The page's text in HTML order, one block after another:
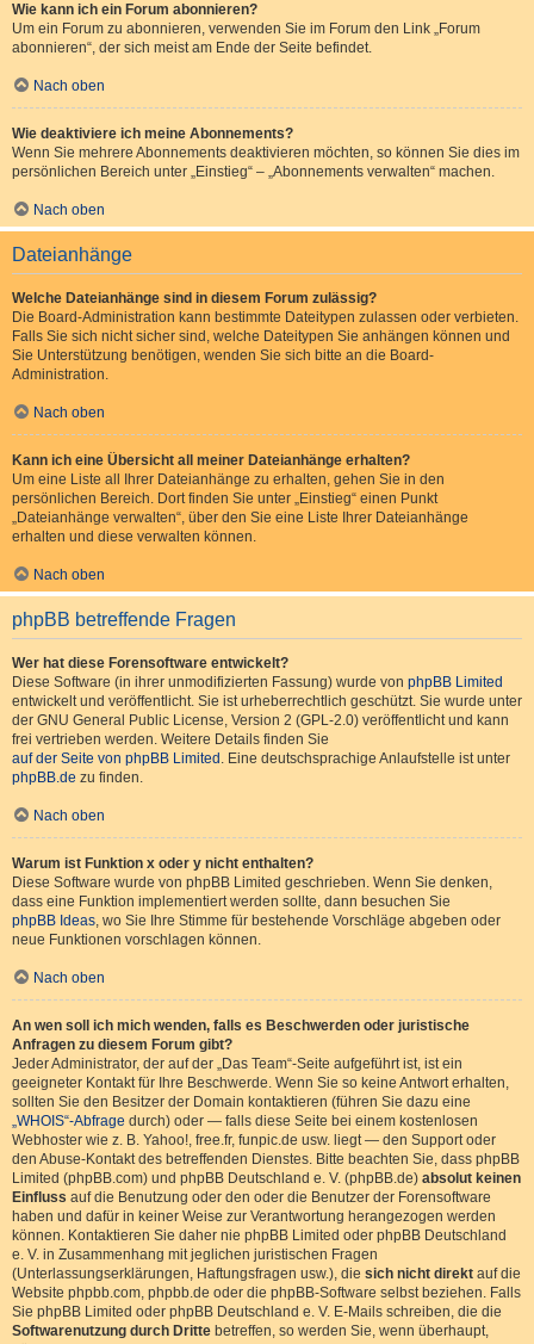
Wie kann ich ein Forum abonnieren?
Um ein Forum zu abonnieren, verwenden Sie im Forum den Link „Forum
abonnieren“, der sich meist am Ende der Seite befindet.
Nach oben
Wie deaktiviere ich meine Abonnements?
Wenn Sie mehrere Abonnements deaktivieren möchten, so können Sie dies im
persönlichen Bereich unter „Einstieg“ – „Abonnements verwalten“ machen.
Nach oben
Dateianhänge
Welche Dateianhänge sind in diesem Forum zulässig?
Die Board-Administration kann bestimmte Dateitypen zulassen oder verbieten.
Falls Sie sich nicht sicher sind, welche Dateitypen Sie anhängen können und
Sie Unterstützung benötigen, wenden Sie sich bitte an die Board-
Administration.
Nach oben
Kann ich eine Übersicht all meiner Dateianhänge erhalten?
Um eine Liste all Ihrer Dateianhänge zu erhalten, gehen Sie in den
persönlichen Bereich. Dort finden Sie unter „Einstieg“ einen Punkt
„Dateianhänge verwalten“, über den Sie eine Liste Ihrer Dateianhänge
erhalten und diese verwalten können.
Nach oben
phpBB betreffende Fragen
Wer hat diese Forensoftware entwickelt?
Diese Software (in ihrer unmodifizierten Fassung) wurde von phpBB Limited
entwickelt und veröffentlicht. Sie ist urheberrechtlich geschützt. Sie wurde unter
der GNU General Public License, Version 2 (GPL-2.0) veröffentlicht und kann
frei vertrieben werden. Weitere Details finden Sie
auf der Seite von phpBB Limited . Eine deutschsprachige Anlaufstelle ist unter
phpBB.de zu finden.
Nach oben
Warum ist Funktion x oder y nicht enthalten?
Diese Software wurde von phpBB Limited geschrieben. Wenn Sie denken,
dass eine Funktion implementiert werden sollte, dann besuchen Sie
phpBB Ideas, wo Sie Ihre Stimme für bestehende Vorschläge abgeben oder
neue Funktionen vorschlagen können.
Nach oben
An wen soll ich mich wenden, falls es Beschwerden oder juristische
Anfragen zu diesem Forum gibt?
Jeder Administrator, der auf der „Das Team“-Seite aufgeführt ist, ist ein
geeigneter Kontakt für Ihre Beschwerde. Wenn Sie so keine Antwort erhalten,
sollten Sie den Besitzer der Domain kontaktieren (führen Sie dazu eine
„WHOIS“-Abfrage durch) oder — falls diese Seite bei einem kostenlosen
Webhoster wie z. B. Yahoo!, free.fr, funpic.de usw. liegt — den Support oder
den Abuse-Kontakt des betreffenden Dienstes. Bitte beachten Sie, dass phpBB
Limited (phpBB.com) und phpBB Deutschland e. V. (phpBB.de) absolut keinen
Einfluss auf die Benutzung oder den oder die Benutzer der Forensoftware
haben und dafür in keiner Weise zur Verantwortung herangezogen werden
können. Kontaktieren Sie daher nie phpBB Limited oder phpBB Deutschland
e. V. in Zusammenhang mit jeglichen juristischen Fragen
(Unterlassungserklärungen, Haftungsfragen usw.), die sich nicht direkt auf die
Website phpbb.com, phpbb.de oder die phpBB-Software selbst beziehen. Falls
Sie phpBB Limited oder phpBB Deutschland e. V. E-Mails schreiben, die die
Softwarenutzung durch Dritte betreffen, so werden Sie, wenn überhaupt,